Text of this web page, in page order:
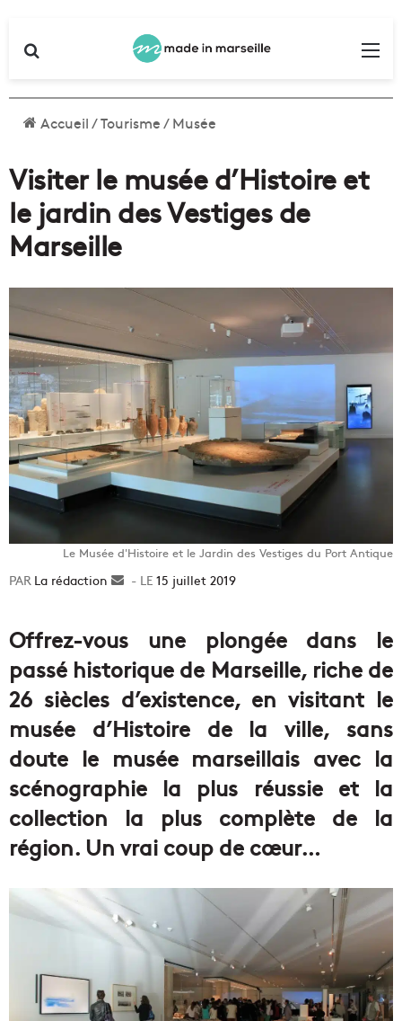
Accueil/Tourisme/Musée
Visiter le musée d’Histoire et
le jardin des Vestiges de
Marseille
Le Musée d'Histoire et le Jardin des Vestiges du Port Antique
La rédaction
Envoyer15 juillet 2019
Offrez-vous une plongée dans le
passé historique de Marseille, riche de
26 siècles d’existence, en visitant le
musée d’Histoire de la ville, sans
doute le musée marseillais avec la
scénographie la plus réussie et la
collection la plus complète de la
région. Un vrai coup de cœur…